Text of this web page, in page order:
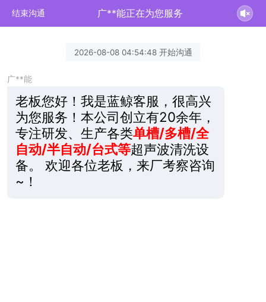
结束沟通 广**能正在为您服务
2026-08-08 04:54:48 开始沟通
广**能
老板您好！我是蓝鲸客服，很高兴
为您服务！本公司创立有20余年，
专注研发、生产各类单槽/多槽/全
自动/半自动/台式等超声波清洗设
备。 欢迎各位老板，来厂考察咨询
~！